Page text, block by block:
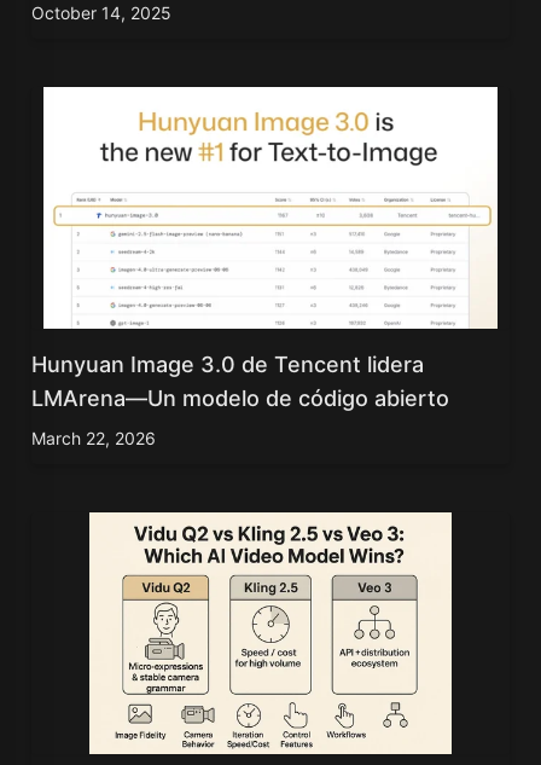
October 14, 2025
Hunyuan Image 3.0 de Tencent lidera
LMArena—Un modelo de código abierto
March 22, 2026